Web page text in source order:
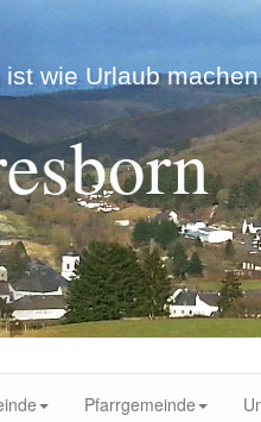
ist wie Urlaub
Pfarrgemeinde